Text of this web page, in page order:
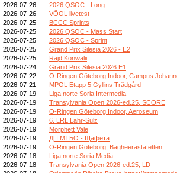
2026-07-26
2026 QSOC - Long
2026-07-26
VÖOL livetest
2026-07-25
BCCC Sprints
2026-07-25
2026 QSOC - Mass Start
2026-07-25
2026 QSOC - Sprint
2026-07-25
Grand Prix Silesia 2026 - E2
2026-07-25
Rajd Konwalii
2026-07-24
Grand Prix Silesia 2026 E1
2026-07-22
O-Ringen Göteborg Indoor, Campus
2026-07-21
MPOL Etapp 5 Gyllins Trädgård
2026-07-19
Liga norte Soria Intermedia
2026-07-19
Transylvania Open 2026-ed.25, SCORE
2026-07-19
O-Ringen Göteborg Indoor, Aeroseum
2026-07-19
6. LRL Lahr-Sulz
2026-07-19
Morphett Vale
2026-07-19
ДП МТБО - Щафета
2026-07-19
O-Ringen Göteborg, Bagheerastafetten
2026-07-18
Liga norte Soria Media
2026-07-18
Transylvania Open 2026-ed.25, LD